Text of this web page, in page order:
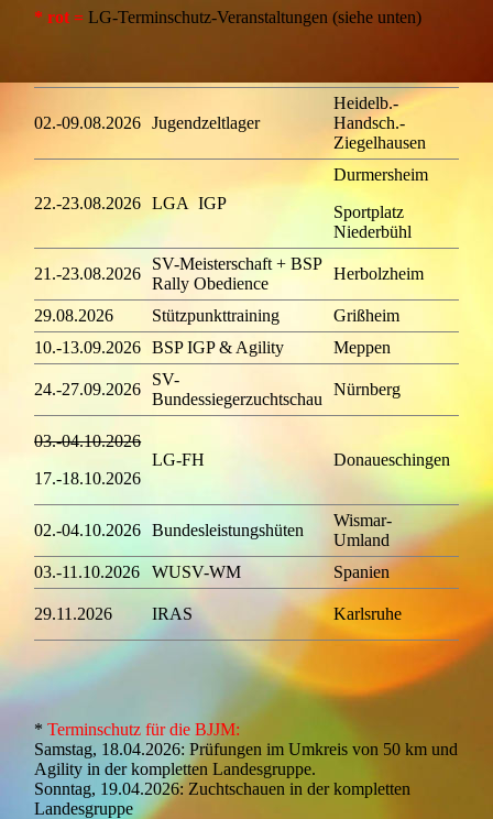
* rot = LG-Terminschutz-Veranstaltungen (siehe unten)
02.-09.08.2026 Jugendzeltlager
Heidelb.-
Handsch.-
Ziegelhausen
22.-23.08.2026 LGA IGP
Durmersheim
Sportplatz
Niederbühl
21.-23.08.2026
SV-Meisterschaft + BSP
Rally Obedience
Herbolzheim
29.08.2026
Stützpunkttraining
Grißheim
10.-13.09.2026
BSP IGP & Agility Meppen
24.-27.09.2026
SV-
Bundessiegerzuchtschau
Nürnberg
03.-04.10.2026
17.-18.10.2026
LG-FH Donaueschingen
02.-04.10.2026 Bundesleistungshüten
Wismar-
Umland
03.-11.10.2026 WUSV-WM Spanien
29.11.2026 IRAS Karlsruhe
*Terminschutz für die BJJM:
Samstag, 18.04.2026: Prüfungen im Umkreis von 50 km und
Agility in der kompletten Landesgruppe.
Sonntag, 19.04.2026: Zuchtschauen in der kompletten
Landesgruppe